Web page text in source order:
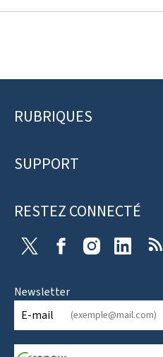
Pied
page
RUBRIQUES
SUPPORT
RESTEZ CONNECTÉ
FacebookInstagramLinkedin
Newsletter
E-mail